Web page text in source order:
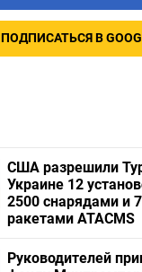
ПОДПИСАТЬСЯ В
США разрешили
Украине 12
2500 снарядами и
ракетами ATACMS
Руководителей